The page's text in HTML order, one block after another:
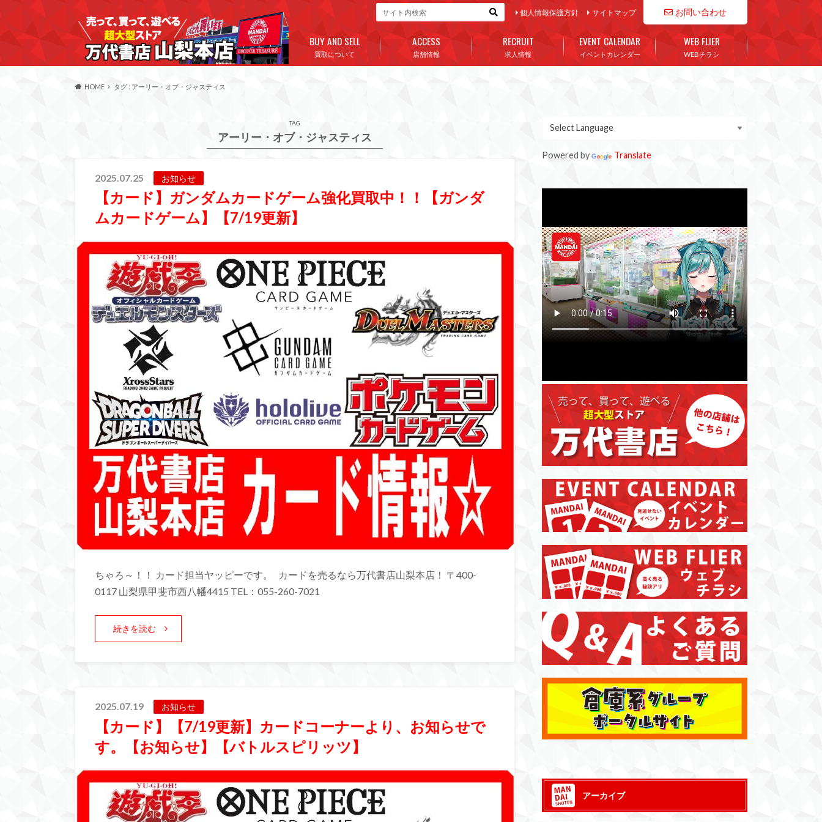
お問い合わせ
個人情報保護方針 サイトマップ
買取について
BUY AND SELL
店舗情報
ACCESS
求人情報
RECRUIT
イベントカレンダー
EVENT CALENDAR
WEBチラシ
WEB FLIER
HOME タグ : アーリー・オブ・ジャスティス
TAG
アーリー・オブ・ジャスティス
2025.07.25 お知らせ
【カード】ガンダムカードゲーム強化買取中！！【ガンダ
ムカードゲーム】【7/19更新】
ちゃろ～！！ カード担当ヤッピーです。 カードを売るなら万代書店山梨本店！ 〒400-
0117 山梨県甲斐市西八幡4415 TEL：055-260-7021
続きを読む
2025.07.19 お知らせ
【カード】【7/19更新】カードコーナーより、お知らせで
す。【お知らせ】【バトルスピリッツ】
Powered by Translate
アーカイブ